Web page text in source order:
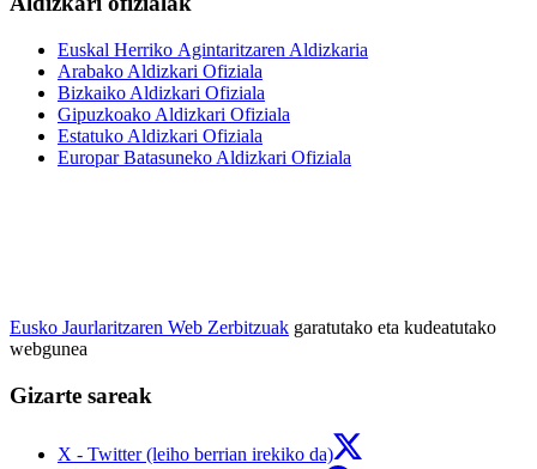
Euskal Herriko Agintaritzaren Aldizkaria
Arabako Aldizkari Ofiziala
Bizkaiko Aldizkari Ofiziala
Gipuzkoako Aldizkari Ofiziala
Estatuko Aldizkari Ofiziala
Europar Batasuneko Aldizkari Ofiziala
Eusko Jaurlaritzaren Web Zerbitzuak garatutako eta kudeatutako
webgunea
Gizarte sareak
X - Twitter (leiho berrian irekiko da)